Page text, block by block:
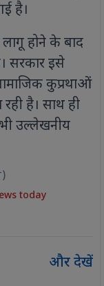
है।
होने के बाद
सरकार इसे
कुप्रथाओं
है। साथ ही
उल्लेखनीय
today
और देखें